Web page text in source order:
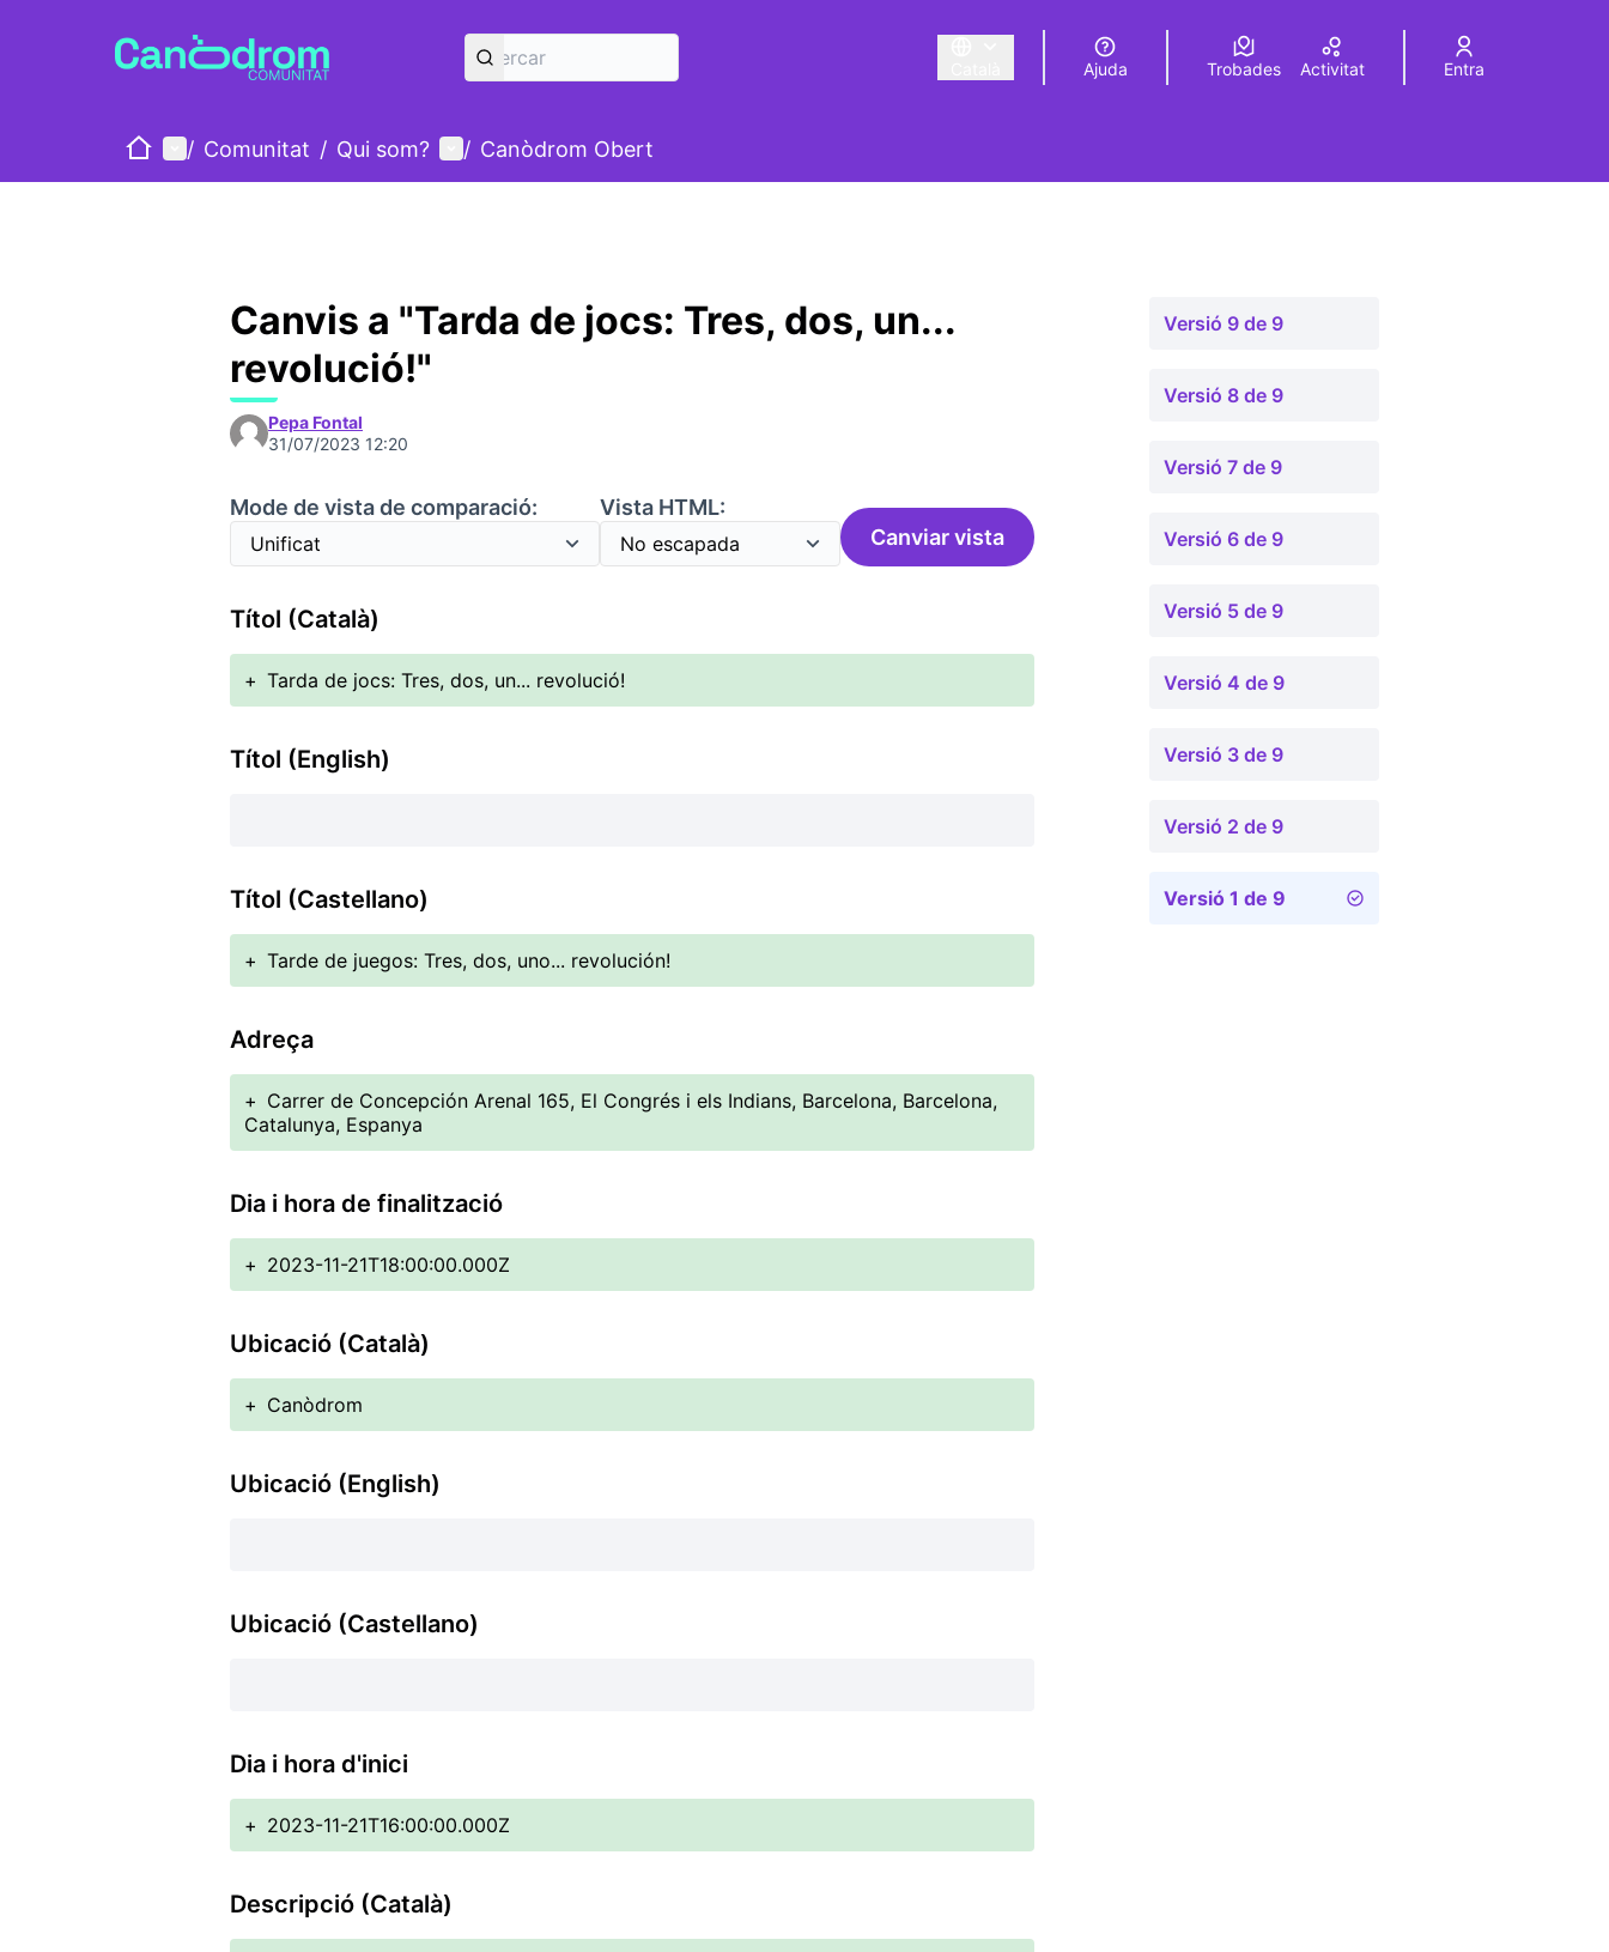
Triar la llengua Elegir el idioma Choose language
Ajuda Trobades Activitat Entra
IniciMenú principal
/ Comunitat / Qui som? Menú d'usuari
/ Canòdrom Obert
Canvis a "Tarda de jocs: Tres, dos, un...
revolució!"
Pepa Fontal
31/07/2023 12:20
Mode de vista de comparació:
Vista HTML:
Canviar vista
Títol (Català)
+ Tarda de jocs: Tres, dos, un... revolució!
Títol (English)
Títol (Castellano)
+ Tarde de juegos: Tres, dos, uno... revolución!
Adreça
+ Carrer de Concepción Arenal 165, El Congrés i els Indians, Barcelona, Barcelona,
Catalunya, Espanya
Dia i hora de finalització
+ 2023-11-21T18:00:00.000Z
Ubicació (Català)
+ Canòdrom
Ubicació (English)
Ubicació (Castellano)
Dia i hora d'inici
+ 2023-11-21T16:00:00.000Z
Descripció (Català)
Versió 9 de 9
Versió 8 de 9
Versió 7 de 9
Versió 6 de 9
Versió 5 de 9
Versió 4 de 9
Versió 3 de 9
Versió 2 de 9
Versió 1 de 9